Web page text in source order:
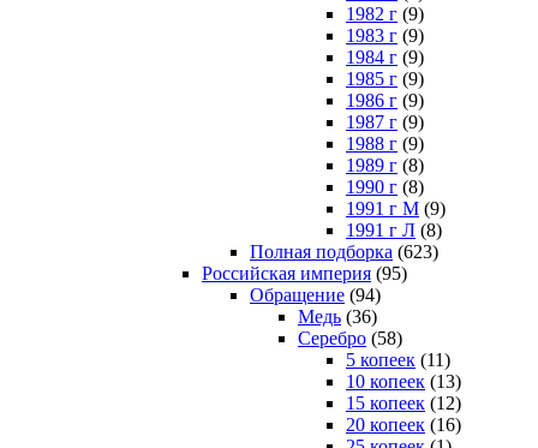
1982 г (9)
1983 г (9)
1984 г (9)
1985 г (9)
1986 г (9)
1987 г (9)
1988 г (9)
1989 г (8)
1990 г (8)
1991 г М (9)
1991 г Л (8)
Полная подборка (623)
Российская империя (95)
Обращение (94)
Медь (36)
Серебро (58)
5 копеек (11)
10 копеек (13)
15 копеек (12)
20 копеек (16)